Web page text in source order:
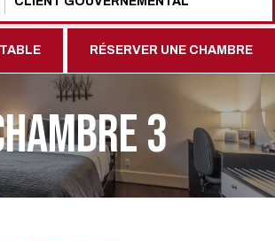
RÉSERVER UNE CHAMBRE
3